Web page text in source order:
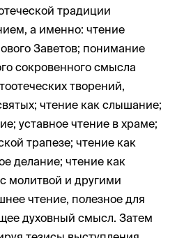
традиции
а именно: чтение
Заветов; понимание
сокровенного смысла
творений,
чтение как слышание;
уставное чтение в храме;
трапезе; чтение как
делание; чтение как
молитвой и другими
чтение, полезное для
духовный смысл. Затем